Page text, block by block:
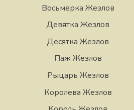
Восьмёрка Жезлов
Девятка Жезлов
Десятка Жезлов
Паж Жезлов
Рыцарь Жезлов
Королева Жезлов